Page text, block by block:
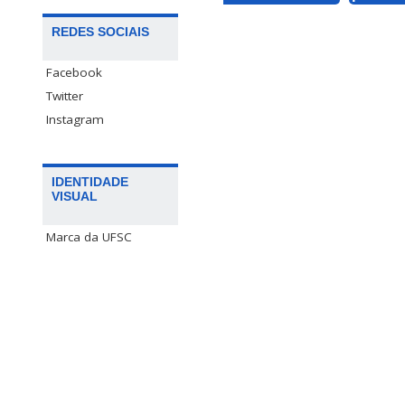
REDES SOCIAIS
Facebook
Twitter
Instagram
IDENTIDADE
VISUAL
Marca da UFSC